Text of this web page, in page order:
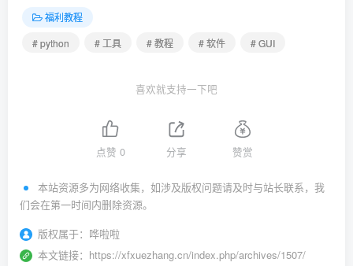
福利教程
# python
# 工具 # 教程 # 软件 # GUI
喜欢就支持一下吧
点赞 0 分享 赞赏
本站资源多为网络收集，如涉及版权问题请及时与站长联系，我
们会在第一时间内删除资源。
版权属于： 哗啦啦
本文链接： https://xfxuezhang.cn/index.php/archives/1507/